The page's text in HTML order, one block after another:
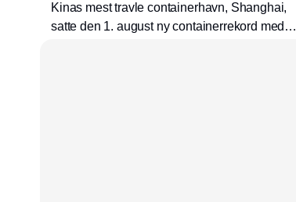
Kinas mest travle containerhavn, Shanghai,
satte den 1. august ny containerrekord med